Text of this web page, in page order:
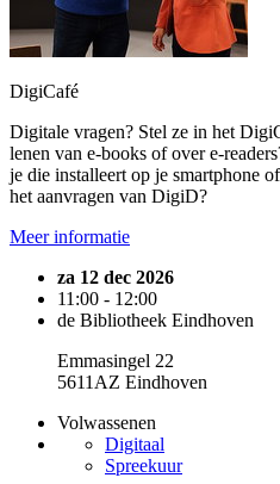
DigiCafé
Digitale vragen? Stel ze in het
lenen van e-books of over e-
je die installeert op je smartphone
het aanvragen van DigiD?
Meer informatie
za 12 dec 2026
11:00 - 12:00
de Bibliotheek Eindhoven
Emmasingel 22
5611AZ Eindhoven
Volwassenen
Digitaal
Spreekuur